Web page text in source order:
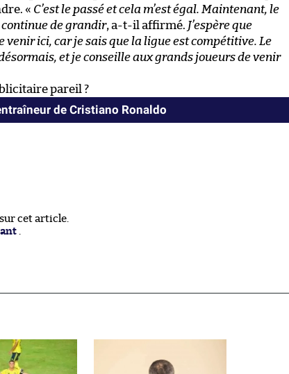
« C’est le passé et cela m’est égal. Maintenant, le
de grandir, a-t-il affirmé. J’espère que
venir ici, car je sais que la ligue est compétitive. Le
et je conseille aux grands joueurs de venir
pareil ?
de Cristiano Ronaldo
cet article.